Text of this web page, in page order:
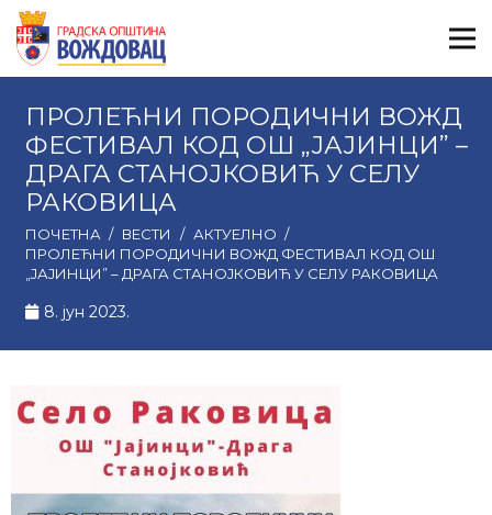
ПРОЛЕЋНИ ПОРОДИЧНИ ВОЖД
ФЕСТИВАЛ КОД ОШ „ЈАЈИНЦИ” –
ДРАГА СТАНОЈКОВИЋ У СЕЛУ
РАКОВИЦА
ПОЧЕТНА / ВЕСТИ / АКТУЕЛНО /
ПРОЛЕЋНИ ПОРОДИЧНИ ВОЖД ФЕСТИВАЛ КОД ОШ
„ЈАЈИНЦИ” – ДРАГА СТАНОЈКОВИЋ У СЕЛУ РАКОВИЦА
8. јун 2023.